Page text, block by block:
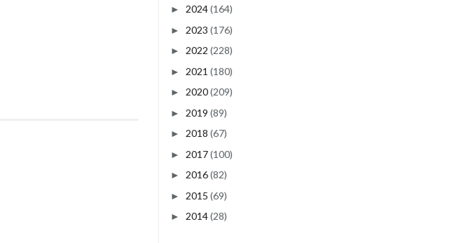
► 2024(164)
► 2023 (176)
► 2022 (228)
► 2021 (180)
► 2020(209)
► 2019 (89)
► 2018 (67)
► 2017(100)
► 2016(82)
► 2015 (69)
► 2014(28)